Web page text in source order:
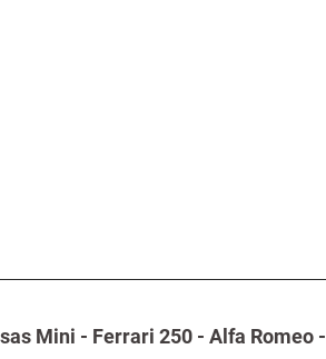
Mini - Ferrari 250 - Alfa Romeo